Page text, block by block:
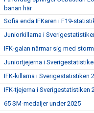
banan här
Sofia enda IFKaren i F19-
Juniorkillarna i
IFK-galan närmar sig med
Juniortjejerna i
IFK-killarna i Sverigestatistiken
IFK-tjejerna i Sverigestatistiken
65 SM-medaljer under 2025